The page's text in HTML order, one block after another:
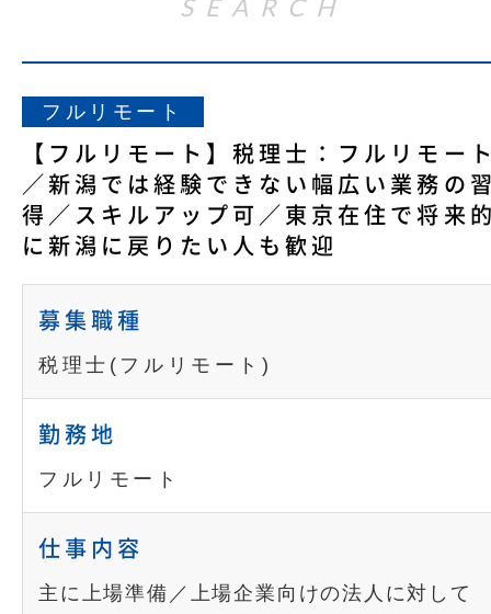
SEARCH
フルリモート
【フルリモート】税理士：フルリモー
／新潟では経験できない幅広い業務の
得／スキルアップ可／東京在住で将来
に新潟に戻りたい人も歓迎
募集職種
税理士(フルリモート)
勤務地
フルリモート
仕事内容
主に上場準備／上場企業向けの法人に対して